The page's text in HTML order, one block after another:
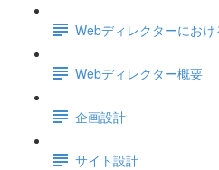
Webディレクターにお
Webディレクター概要
企画設計
サイト設計